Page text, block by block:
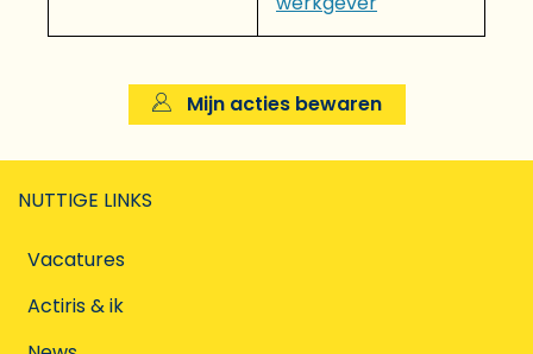
Mijn acties bewaren
NUTTIGE LINKS
Vacatures
Actiris & ik